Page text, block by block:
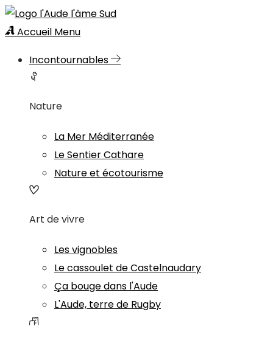
Accueil Menu
Incontournables
Nature
La Mer Méditerranée
Le Sentier Cathare
Nature et écotourisme
Art de vivre
Les vignobles
Le cassoulet de Castelnaudary
Ça bouge dans l'Aude
L'Aude, terre de Rugby